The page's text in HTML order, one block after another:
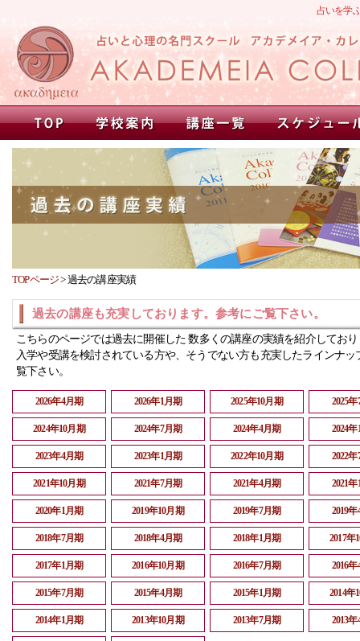
占いを学
TOPページ>過去の講座実績
過去の講座も充実しております。参考にご覧下さい。
こちらのページでは過去に開催した 数多くの講座の実績を紹介してお
入学や受講を検討されている方や、そうでない方も充実したラインナッ
覧下さい。
2026年4月期 2026年1月期 2025年10月期 2025
2024年10月期 2024年7月期 2024年4月期 2024
2023年4月期 2023年1月期 2022年10月期 2022
2021年10月期 2021年7月期 2021年4月期 2021
2020年1月期 2019年10月期 2019年7月期 2019
2018年7月期 2018年4月期 2018年1月期 2017年
2017年1月期 2016年10月期 2016年7月期 2016
2015年7月期 2015年4月期 2015年1月期 2014年
2014年1月期 2013年10月期 2013年7月期 2013